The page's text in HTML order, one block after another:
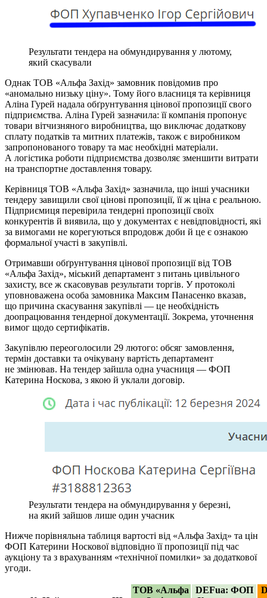
Результати тендера на обмундирування у лютому,
який скасували
Однак ТОВ «Альфа Захід» замовник повідомив про
«аномально низьку ціну». Тому його власниця та керівниця
Аліна Гурей надала обґрунтування цінової пропозиції свого
підприємства. Аліна Гурей зазначила: її компанія пропонує
товари вітчизняного виробництва, що виключає додаткову
сплату податків та митних платежів, також є виробником
запропонованого товару та має необхідні матеріали.
А логістика роботи підприємства дозволяє зменшити витрати
на транспортне доставлення товару.
Керівниця ТОВ «Альфа Захід» зазначила, що інші учасники
тендеру завищили свої цінові пропозиції, її ж ціна є реальною.
Підприємиця перевірила тендерні пропозиції своїх
конкурентів й виявила, що у документах є невідповідності, які
за вимогами не корегуються впродовж доби й це є ознакою
формальної участі в закупівлі.
Отримавши обґрунтування цінової пропозиції від ТОВ
«Альфа Захід», міський департамент з питань цивільного
захисту, все ж скасовував результати торгів. У протоколі
уповноважена особа замовника Максим Панасенко вказав,
що причина скасування закупівлі — це необхідність
доопрацювання тендерної документації. Зокрема, уточнення
вимог щодо сертифікатів.
Закупівлю переоголосили 29 лютого: обсяг замовлення,
термін доставки та очікувану вартість департамент
не змінював. На тендер зайшла одна учасниця — ФОП
Катерина Носкова, з якою й уклали договір.
Результати тендера на обмундирування у березні,
на який зайшов лише один учасник
Нижче порівняльна таблиця вартості від «Альфа Захід» та цін
ФОП Катерини Носкової відповідно її пропозиції під час
аукціону та з врахуванням «технічної помилки» за додаткової
угоди.
ТОВ «Альфа
DEFua: ФОП